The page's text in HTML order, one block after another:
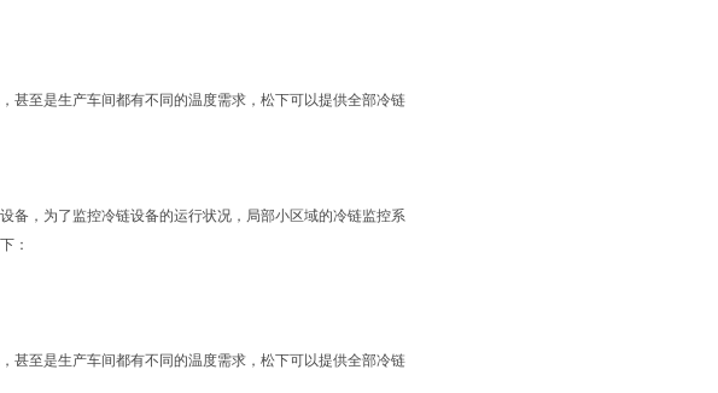
甚至是生产车间都有不同的温度需求，松下可以提供全部冷链
备，为了监控冷链设备的运行状况，局部小区域的冷链监控系
：
甚至是生产车间都有不同的温度需求，松下可以提供全部冷链